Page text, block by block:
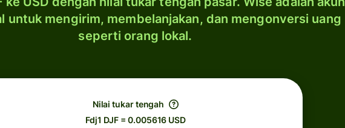
untuk mengirim, membelanjakan, dan mengonversi uang
seperti orang lokal.
Nilai tukar tengah
Fdj1 DJF = 0.005616 USD